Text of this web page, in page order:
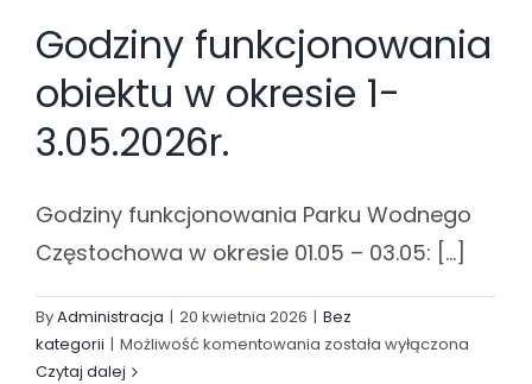
Godziny funkcjonowania
obiektu w okresie 1-
3.05.2026r.
Godziny funkcjonowania Parku Wodnego
Częstochowa w okresie 01.05 – 03.05: [...]
ByAdministracja | 20 kwietnia 2026 | Bez
kategorii | Możliwość komentowania Godziny
została wyłączona
Czytaj dalej